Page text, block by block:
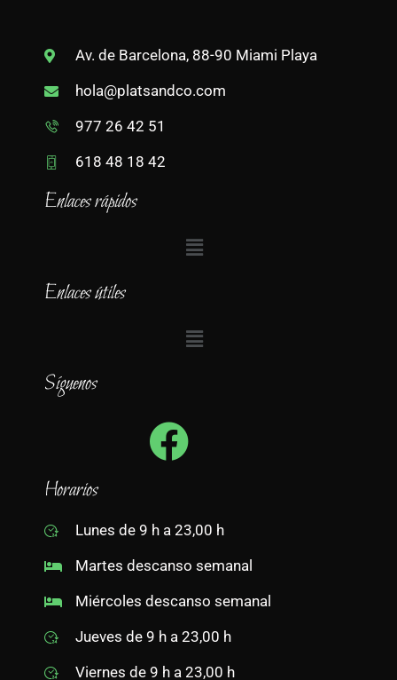
Av. de Barcelona, 88-90 Miami Playa
hola@platsandco.com
977 26 42 51
618 48 18 42
Enlaces rápidos
Enlaces útiles
Síguenos
Horarios
Lunes de 9 h a 23,00 h
Martes descanso semanal
Miércoles descanso semanal
Jueves de 9 h a 23,00 h
Viernes de 9 h a 23,00 h